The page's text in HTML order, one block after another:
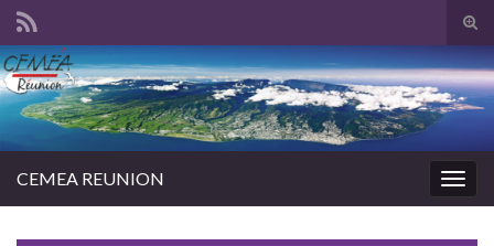
Search for:
CEMEA REUNION